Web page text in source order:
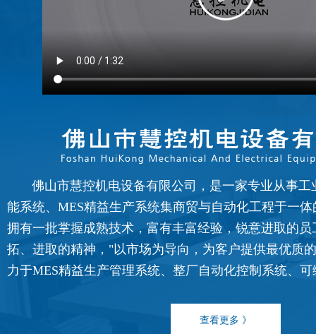
佛山市慧控机电设备有限公司，是一家专业从事工
能系统、MES精益生产系统集商贸与自动化工程于一
拥有一批掌握成熟技术，富有丰富经验，锐意进取的
拓、进取的精神，"以市场为导向，为客户提供最优质
力于MES精益生产管理系统、整厂自动化控制系统、
查看更多 》
FATEK永宏PLC纺织印染行业的
...
FATEK永宏PLC食品加工行业夹
...